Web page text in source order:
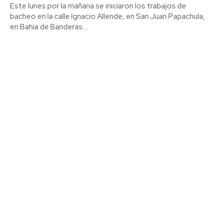
Este lunes por la mañana se iniciaron los trabajos de
bacheo en la calle Ignacio Allende, en San Juan Papachula,
en Bahía de Banderas....